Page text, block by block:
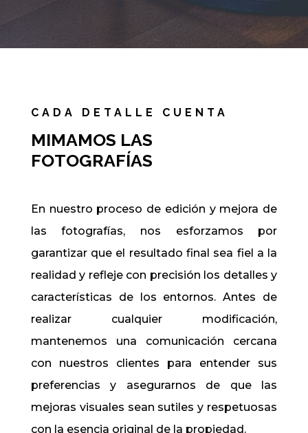
CADA DETALLE CUENTA
MIMAMOS LAS
FOTOGRAFÍAS
En nuestro proceso de edición y mejora de
las fotografías, nos esforzamos por
garantizar que el resultado final sea fiel a la
realidad y refleje con precisión los detalles y
características de los entornos. Antes de
realizar cualquier modificación,
mantenemos una comunicación cercana
con nuestros clientes para entender sus
preferencias y asegurarnos de que las
mejoras visuales sean sutiles y respetuosas
con la esencia original de la propiedad.